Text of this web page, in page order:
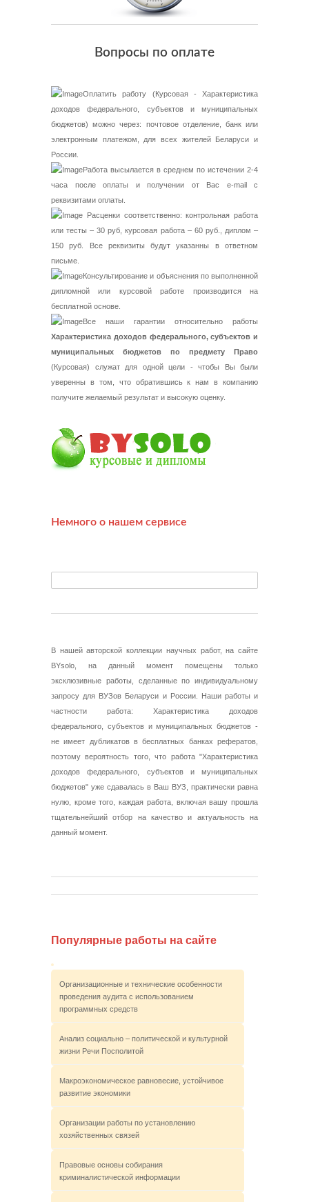
Вопросы по оплате
Оплатить работу (Курсовая - Характеристика
доходов федерального, субъектов и муниципальных
бюджетов) можно через: почтовое отделение, банк или
электронным платежом, для всех жителей Беларуси и
России.
Работа высылается в среднем по истечении 2-4
часа после оплаты и получении от Вас e-mail с
реквизитами оплаты.
Расценки соответственно: контрольная работа
или тесты – 30 руб, курсовая работа – 60 руб., диплом –
150 руб. Все реквизиты будут указанны в ответном
письме.
Консультирование и объяснения по выполненной
дипломной или курсовой работе производится на
бесплатной основе.
Все наши гарантии относительно работы
Характеристика доходов федерального, субъектов и
муниципальных бюджетов по предмету Право
(Курсовая) служат для одной цели - чтобы Вы были
уверенны в том, что обратившись к нам в компанию
получите желаемый результат и высокую оценку.
Немного о нашем сервисе
В нашей авторской коллекции научных работ, на сайте
BYsolo, на данный момент помещены только
эксклюзивные работы, сделанные по индивидуальному
запросу для ВУЗов Беларуси и России. Наши работы и
частности работа: Характеристика доходов
федерального, субъектов и муниципальных бюджетов -
не имеет дубликатов в бесплатных банках рефератов,
поэтому вероятность того, что работа "Характеристика
доходов федерального, субъектов и муниципальных
бюджетов" уже сдавалась в Ваш ВУЗ, практически равна
нулю, кроме того, каждая работа, включая вашу прошла
тщательнейший отбор на качество и актуальность на
данный момент.
Популярные работы на сайте
Организационные и технические особенности
проведения аудита с использованием
программных средств
Анализ социально – политической и культурной
жизни Речи Посполитой
Макроэкономическое равновесие, устойчивое
развитие экономики
Организации работы по установлению
хозяйственных связей
Правовые основы собирания
криминалистической информации